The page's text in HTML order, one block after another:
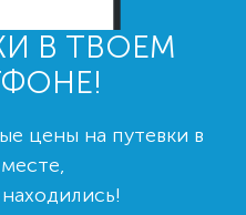
В ТВОЕМ
цены на путевки в